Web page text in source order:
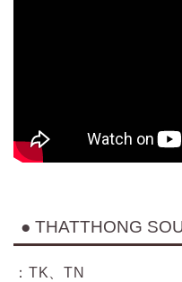
● THATTHONG
：TK、TN